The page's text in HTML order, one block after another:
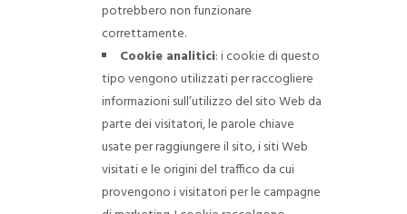
potrebbero non funzionare
correttamente.
Cookie analitici: i cookie di questo
tipo vengono utilizzati per raccogliere
informazioni sull’utilizzo del sito Web da
parte dei visitatori, le parole chiave
usate per raggiungere il sito, i siti Web
visitati e le origini del traffico da cui
provengono i visitatori per le campagne